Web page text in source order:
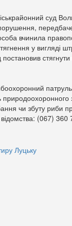
суд
вчинила
у вигляді
чи збуту риби
відомства: (067) 360